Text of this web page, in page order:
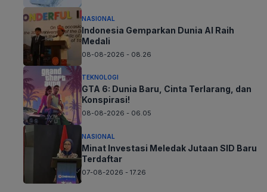
NASIONAL
Indonesia Gemparkan Dunia AI Raih
Medali
08-08-2026 - 08.26
TEKNOLOGI
GTA 6: Dunia Baru, Cinta Terlarang, dan
Konspirasi!
08-08-2026 - 06.05
NASIONAL
Minat Investasi Meledak Jutaan SID Baru
Terdaftar
07-08-2026 - 17.26